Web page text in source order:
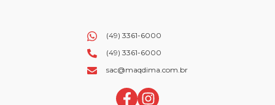
(49) 3361-6000
(49) 3361-6000
sac@maqdima.com.br